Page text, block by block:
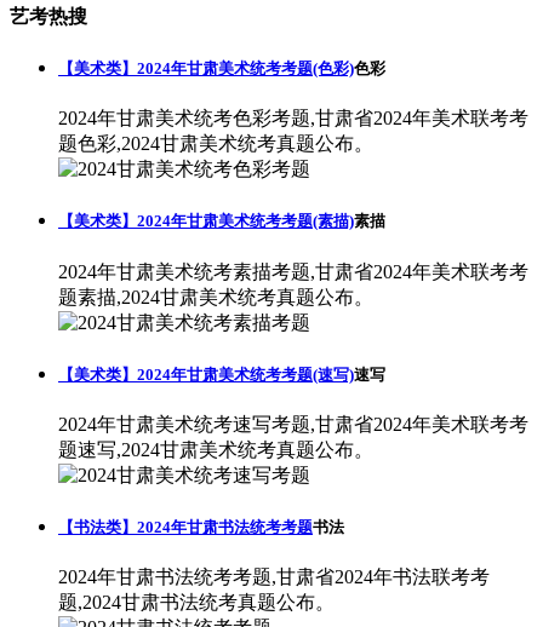
艺考热搜
【美术类】2024年甘肃美术统考考题(色彩)色彩
2024年甘肃美术统考色彩考题,甘肃省2024年美术联考考
题色彩,2024甘肃美术统考真题公布。
【美术类】2024年甘肃美术统考考题(素描)素描
2024年甘肃美术统考素描考题,甘肃省2024年美术联考考
题素描,2024甘肃美术统考真题公布。
【美术类】2024年甘肃美术统考考题(速写)速写
2024年甘肃美术统考速写考题,甘肃省2024年美术联考考
题速写,2024甘肃美术统考真题公布。
【书法类】2024年甘肃书法统考考题书法
2024年甘肃书法统考考题,甘肃省2024年书法联考考
题,2024甘肃书法统考真题公布。